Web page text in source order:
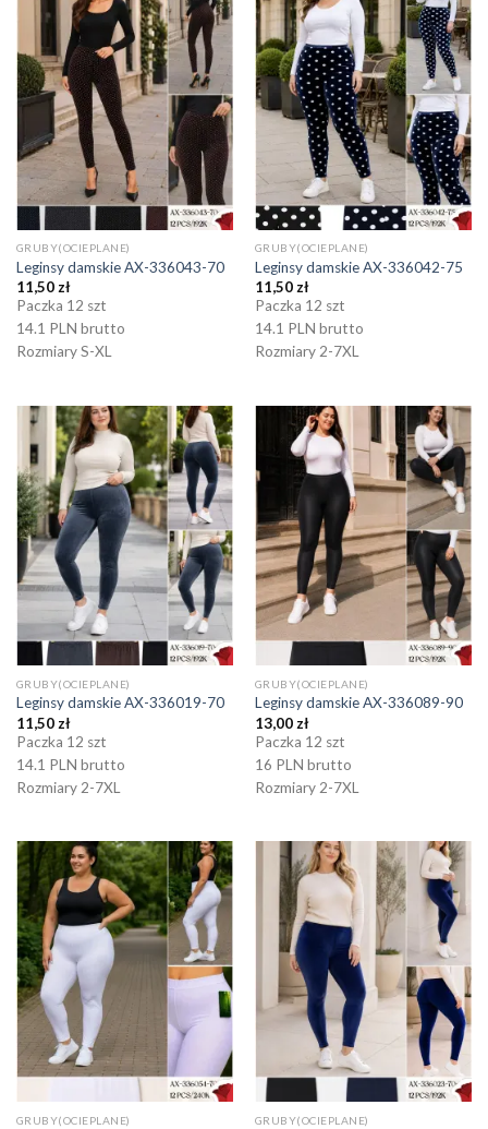
GRUBY(OCIEPLANE)
Leginsy damskie AX-336043-70
11,50 zł
Paczka 12 szt
14.1 PLN brutto
Rozmiary S-XL
GRUBY(OCIEPLANE)
Leginsy damskie AX-336042-75
11,50 zł
Paczka 12 szt
14.1 PLN brutto
Rozmiary 2-7XL
GRUBY(OCIEPLANE)
Leginsy damskie AX-336019-70
11,50 zł
Paczka 12 szt
14.1 PLN brutto
Rozmiary 2-7XL
GRUBY(OCIEPLANE)
Leginsy damskie AX-336089-90
13,00 zł
Paczka 12 szt
16 PLN brutto
Rozmiary 2-7XL
GRUBY(OCIEPLANE) GRUBY(OCIEPLANE)